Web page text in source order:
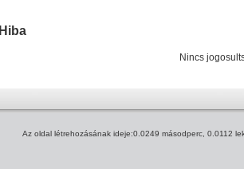
Hiba
Nincs
Az oldal létrehozásának ideje:0.0249 másodperc, 0.0112